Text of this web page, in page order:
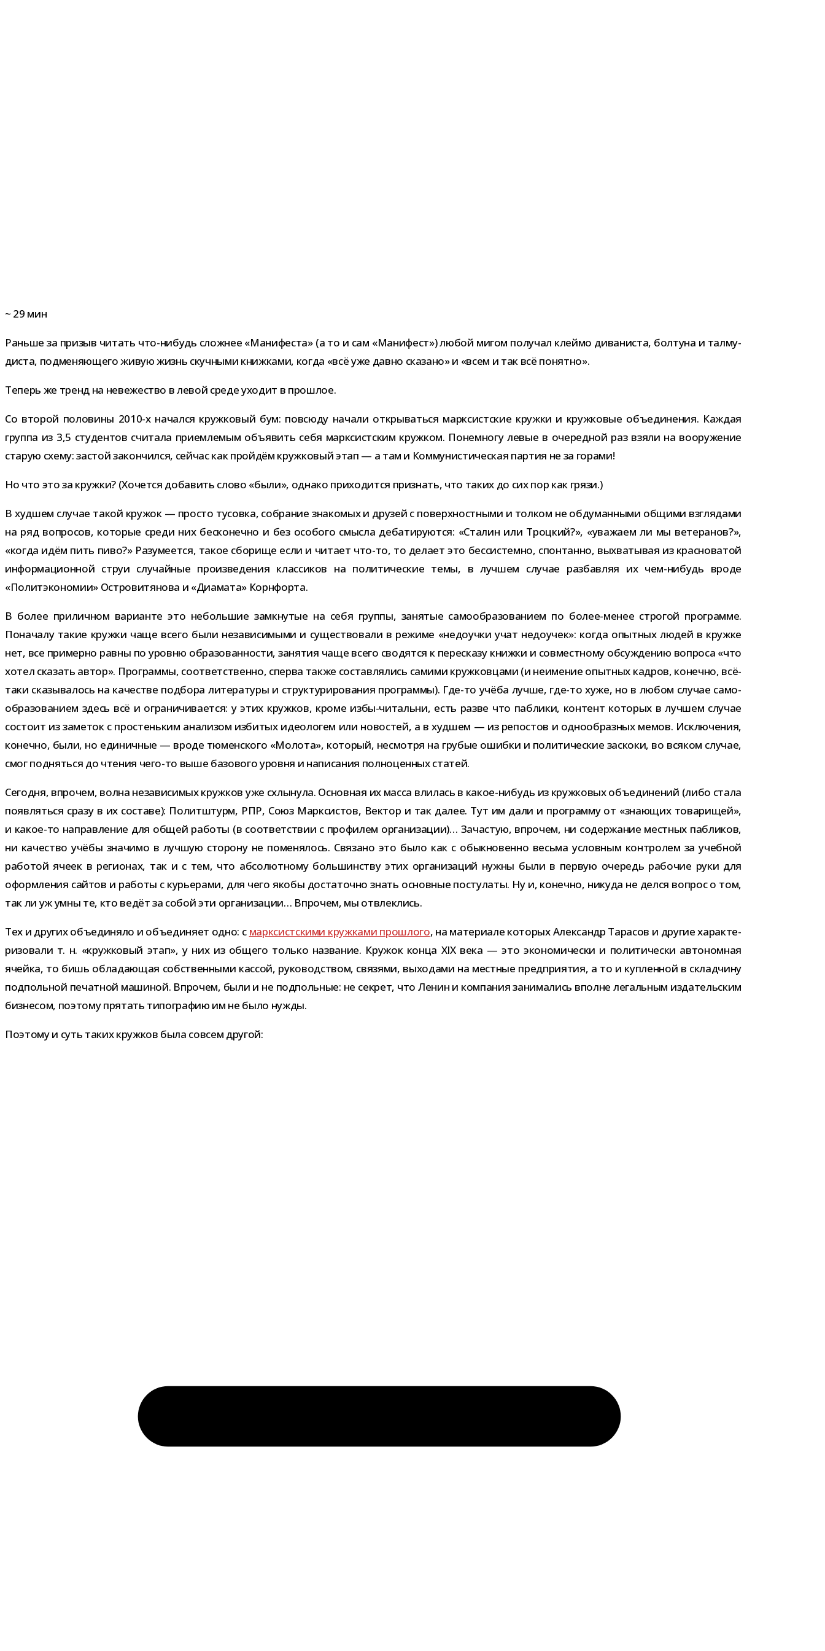
~ 29 мин
Раньше за при­зыв читать что-​нибудь слож­нее «Манифеста» (а то и сам «Манифест») любой мигом полу­чал клеймо дива­ни­ста, бол­туна и тал­му­
ди­ста, под­ме­ня­ю­щего живую жизнь скуч­ными книж­ками, когда «всё уже давно ска­зано» и «всем и так всё понятно».
Теперь же тренд на неве­же­ство в левой среде ухо­дит в прошлое.
Со вто­рой поло­вины 2010-​х начался круж­ко­вый бум: повсюду начали откры­ваться марк­сист­ские кружки и круж­ко­вые объ­еди­не­ния. Каждая
группа из 3,5 сту­ден­тов счи­тала при­ем­ле­мым объ­явить себя марк­сист­ским круж­ком. Понемногу левые в оче­ред­ной раз взяли на воору­же­ние
ста­рую схему: застой закон­чился, сей­час как прой­дём круж­ко­вый этап — а там и Коммунистическая пар­тия не за горами!
Но что это за кружки? (Хочется доба­вить слово «были», однако при­хо­дится при­знать, что таких до сих пор как грязи.)
В худ­шем слу­чае такой кру­жок — про­сто тусовка, собра­ние зна­ко­мых и дру­зей с поверх­ност­ными и тол­ком не обду­ман­ными общими взгля­дами
на ряд вопро­сов, кото­рые среди них бес­ко­нечно и без осо­бого смысла деба­ти­ру­ются: «Сталин или Троцкий?», «ува­жаем ли мы вете­ра­нов?»,
«когда идём пить пиво?» Разумеется, такое сбо­рище если и читает что-​то, то делает это бес­си­стемно, спон­танно, выхва­ты­вая из крас­но­ва­той
инфор­ма­ци­он­ной струи слу­чай­ные про­из­ве­де­ния клас­си­ков на поли­ти­че­ские темы, в луч­шем слу­чае раз­бав­ляя их чем-​нибудь вроде
«Политэкономии» Островитянова и «Диамата» Корнфорта.
В более при­лич­ном вари­анте это неболь­шие замкну­тые на себя группы, заня­тые само­об­ра­зо­ва­нием по более-​менее стро­гой про­грамме.
Поначалу такие кружки чаще всего были неза­ви­си­мыми и суще­ство­вали в режиме «недо­учки учат недо­учек»: когда опыт­ных людей в кружке
нет, все при­мерно равны по уровню обра­зо­ван­но­сти, заня­тия чаще всего сво­дятся к пере­сказу книжки и сов­мест­ному обсуж­де­нию вопроса «что
хотел ска­зать автор». Программы, соот­вет­ственно, сперва также состав­ля­лись самими круж­ков­цами (и неиме­ние опыт­ных кад­ров, конечно, всё-​
таки ска­зы­ва­лось на каче­стве под­бора лите­ра­туры и струк­ту­ри­ро­ва­ния про­граммы). Где-​то учёба лучше, где-​то хуже, но в любом слу­чае само­
об­ра­зо­ва­нием здесь всё и огра­ни­чи­ва­ется: у этих круж­ков, кроме избы-​читальни, есть разве что паб­лики, кон­тент кото­рых в луч­шем слу­чае
состоит из заме­ток с про­стень­ким ана­ли­зом изби­тых идео­ло­гем или ново­стей, а в худ­шем — из репо­стов и одно­об­раз­ных мемов. Исключения,
конечно, были, но еди­нич­ные — вроде тюмен­ского «Молота», кото­рый, несмотря на гру­бые ошибки и поли­ти­че­ские заскоки, во вся­ком слу­чае,
смог под­няться до чте­ния чего-​то выше базо­вого уровня и напи­са­ния пол­но­цен­ных статей.
Сегодня, впро­чем, волна неза­ви­си­мых круж­ков уже схлы­нула. Основная их масса вли­лась в какое-​нибудь из круж­ко­вых объ­еди­не­ний (либо стала
появ­ляться сразу в их составе): Политштурм, РПР, Союз Марксистов, Вектор и так далее. Тут им дали и про­грамму от «зна­ю­щих това­ри­щей»,
и какое-​то направ­ле­ние для общей работы (в соот­вет­ствии с про­фи­лем орга­ни­за­ции)… Зачастую, впро­чем, ни содер­жа­ние мест­ных паб­ли­ков,
ни каче­ство учёбы зна­чимо в луч­шую сто­рону не поме­ня­лось. Связано это было как с обык­но­венно весьма услов­ным кон­тро­лем за учеб­ной
рабо­той ячеек в реги­о­нах, так и с тем, что абсо­лют­ному боль­шин­ству этих орга­ни­за­ций нужны были в первую оче­редь рабо­чие руки для
оформ­ле­ния сай­тов и работы с курье­рами, для чего якобы доста­точно знать основ­ные посту­латы. Ну и, конечно, никуда не делся вопрос о том,
так ли уж умны те, кто ведёт за собой эти орга­ни­за­ции… Впрочем, мы отвлеклись.
Тех и дру­гих объ­еди­няло и объ­еди­няет одно: с марк­сист­скими круж­ками про­шлого, на мате­ри­але кото­рых Александр Тарасов и дру­гие харак­те­
ри­зо­вали т. н. «круж­ко­вый этап», у них из общего только назва­ние. Кружок конца XIX века — это эко­но­ми­че­ски и поли­ти­че­ски авто­ном­ная
ячейка, то бишь обла­да­ю­щая соб­ствен­ными кас­сой, руко­вод­ством, свя­зями, выхо­дами на мест­ные пред­при­я­тия, а то и куп­лен­ной в склад­чину
под­поль­ной печат­ной маши­ной. Впрочем, были и не под­поль­ные: не сек­рет, что Ленин и ком­па­ния зани­ма­лись вполне легаль­ным изда­тель­ским
биз­не­сом, поэтому пря­тать типо­гра­фию им не было нужды.
Поэтому и суть таких круж­ков была совсем другой: